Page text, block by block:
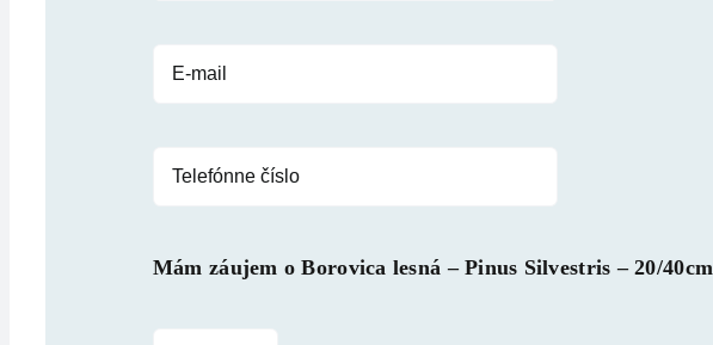
Mám záujem oBorovica lesná – Pinus Silvestris – 20/40cm